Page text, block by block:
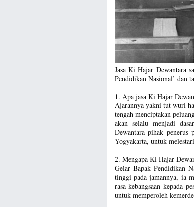
Jasa Ki Hajar Dewantara
Pendidikan Nasional’ dan
1. Apa jasa Ki Hajar
Ajarannya yakni tut wuri
tengah menciptakan
akan selalu menjadi
Dewantara pihak penerus
Yogyakarta, untuk
2. Mengapa Ki Hajar
Gelar Bapak Pendidikan
tinggi pada jamannya, ia
rasa kebangsaan kepada
untuk memperoleh